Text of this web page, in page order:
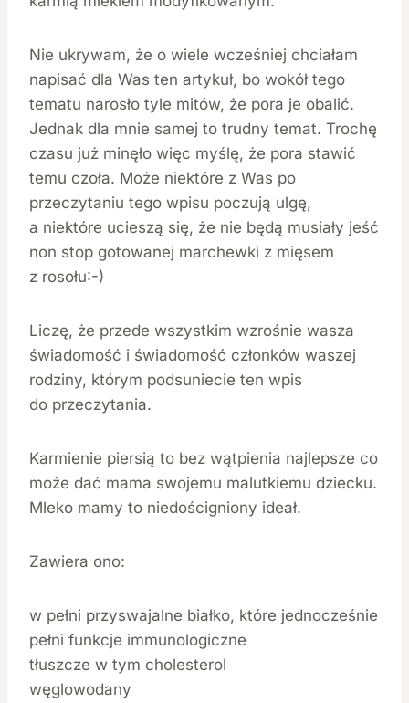
Nie ukrywam, że o wiele wcześniej chciałam
napisać dla Was ten artykuł, bo wokół tego
tematu narosło tyle mitów, że pora je obalić.
Jednak dla mnie samej to trudny temat. Trochę
czasu już minęło więc myślę, że pora stawić
temu czoła. Może niektóre z Was po
przeczytaniu tego wpisu poczują ulgę,
a niektóre ucieszą się, że nie będą musiały jeść
non stop gotowanej marchewki z mięsem
z rosołu:-)
Liczę, że przede wszystkim wzrośnie wasza
świadomość i świadomość członków waszej
rodziny, którym podsuniecie ten wpis
do przeczytania.
Karmienie piersią to bez wątpienia najlepsze co
może dać mama swojemu malutkiemu dziecku.
Mleko mamy to niedościgniony ideał.
Zawiera ono:
w pełni przyswajalne białko, które jednocześnie
pełni funkcje immunologiczne
tłuszcze w tym cholesterol
węglowodany